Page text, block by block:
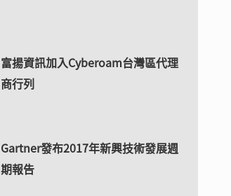
富揚資訊加入Cyberoam台灣區代理
商行列
Gartner發布2017年新興技術發展週
期報告